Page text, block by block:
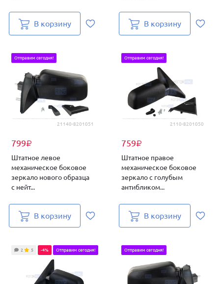
В корзину В корзину
21140-8201051
799₽
Отправим сегодня!
Штатное левое
механическое боковое
зеркало нового образца
с нейт...
В корзину
2110-8201050
759₽
Отправим сегодня!
Штатное правое
механическое боковое
зеркало с голубым
антибликом...
В корзину
2 5 -4% Отправим сегодня! Отправим сегодня!